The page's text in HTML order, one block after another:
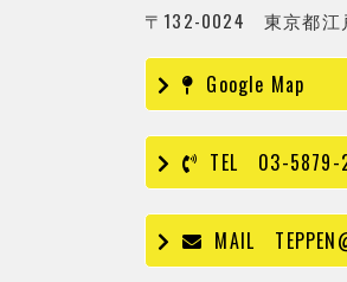
〒132-0024 東京都江
Google Map
TEL 03-5879-
MAIL